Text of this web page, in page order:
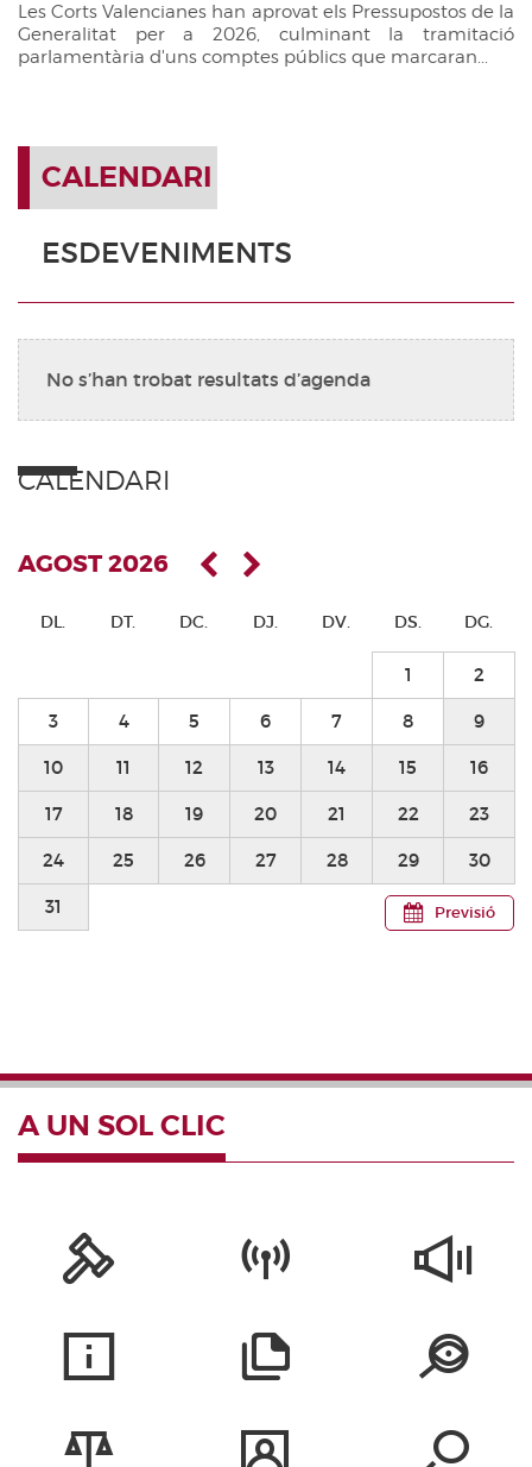
Les Corts Valencianes han aprovat els Pressupostos de la
Generalitat per a 2026, culminant la tramitació
parlamentària d'uns comptes públics que marcaran...
CALENDARI
ESDEVENIMENTS
No s’han trobat resultats d’agenda
CALENDARI
Previsió
AGOST 2026
DL. DT. DC. DJ. DV. DS. DG.
1 2
3 4 5 6 7 8 9
10 11 12 13 14 15 16
17 18 19 20 21 22 23
24 25 26 27 28 29 30
31
A UN SOL CLIC